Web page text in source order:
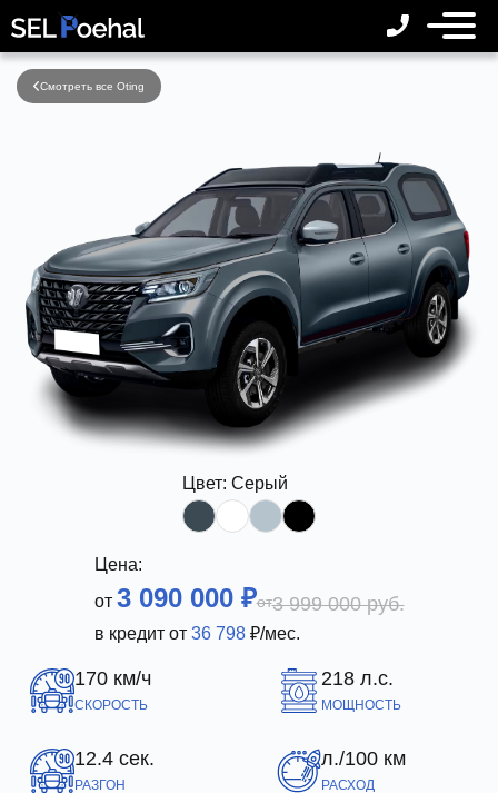
Смотреть все Oting
170 км/ч
СКОРОСТЬ
218 л.с.
МОЩНОСТЬ
12.4 сек.
РАЗГОН
л./100 км
РАСХОД
Цвет: Серый
Цена:
от 3 090 000 ₽от3 999 000 руб.
в кредит от 36 798₽/мес.